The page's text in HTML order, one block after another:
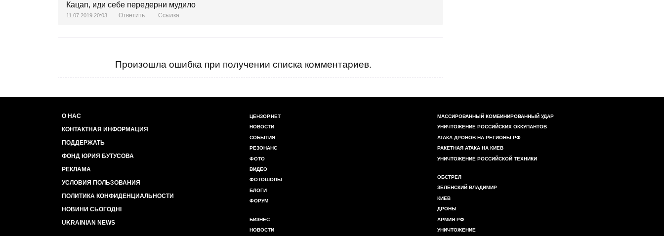
Кацап, иди себе передерни мудило
11.07.2019 20:03 Ответить Ссылка
Произошла ошибка при получении списка комментариев.
О НАС
КОНТАКТНАЯ ИНФОРМАЦИЯ
ПОДДЕРЖАТЬ
ФОНД ЮРИЯ БУТУСОВА
РЕКЛАМА
УСЛОВИЯ ПОЛЬЗОВАНИЯ
ПОЛИТИКА КОНФИДЕНЦИАЛЬНОСТИ
НОВИНИ СЬОГОДНІ
UKRAINIAN NEWS
ЦЕНЗОР.НЕТ
НОВОСТИ
СОБЫТИЯ
РЕЗОНАНС
ФОТО
ВИДЕО
ФОТОШОПЫ
БЛОГИ
ФОРУМ
БИЗНЕС
НОВОСТИ
МАССИРОВАННЫЙ КОМБИНИРОВАННЫЙ УДАР
УНИЧТОЖЕНИЕ РОССИЙСКИХ ОККУПАНТОВ
АТАКА ДРОНОВ НА РЕГИОНЫ РФ
РАКЕТНАЯ АТАКА НА КИЕВ
УНИЧТОЖЕНИЕ РОССИЙСКОЙ ТЕХНИКИ
ОБСТРЕЛ
ЗЕЛЕНСКИЙ ВЛАДИМИР
КИЕВ
ДРОНЫ
АРМИЯ РФ
УНИЧТОЖЕНИЕ